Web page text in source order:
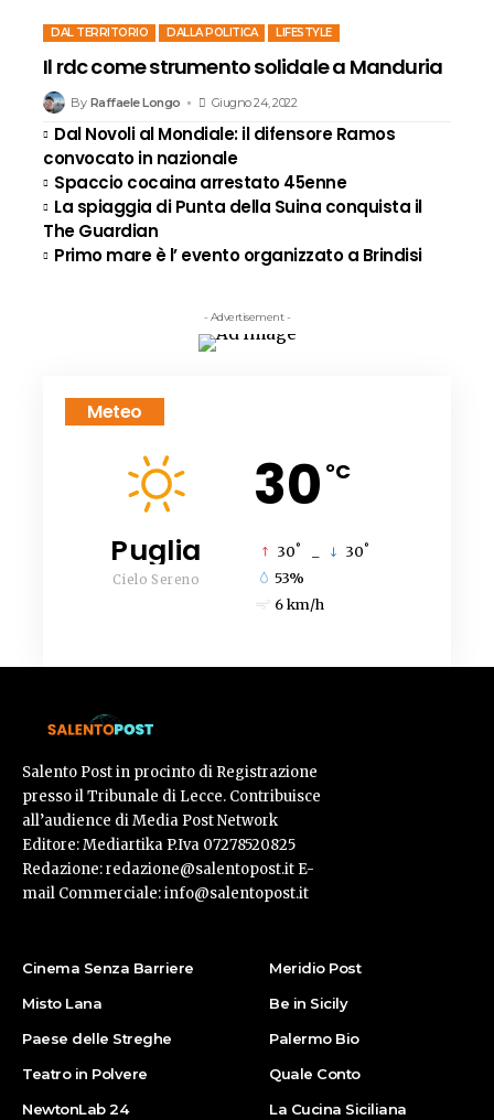
DAL TERRITORIO DALLA POLITICA LIFESTYLE
Il rdc come strumento solidale a Manduria
By Raffaele Longo Giugno 24, 2022
Dal Novoli al Mondiale: il difensore Ramos
convocato in nazionale
Spaccio cocaina arrestato 45enne
La spiaggia di Punta della Suina conquista il
The Guardian
Primo mare è l’ evento organizzato a Brindisi
- Advertisement -
Meteo
30 °C
Puglia
Cielo Sereno
30° 30°
53%
6 km/h
Salento Post in procinto di Registrazione
presso il Tribunale di Lecce. Contribuisce
all’audience di Media Post Network
Editore: Mediartika P.Iva 07278520825
Redazione: redazione@salentopost.it E-
mail Commerciale: info@salentopost.it
Cinema Senza Barriere
Misto Lana
Paese delle Streghe
Teatro in Polvere
NewtonLab 24
Meridio Post
Be in Sicily
Palermo Bio
Quale Conto
La Cucina Siciliana